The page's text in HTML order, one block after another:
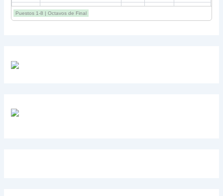
12 Estudiantes RC
13 Sarmiento 3 -1 3
Puestos 1-8 | Octavos de Final